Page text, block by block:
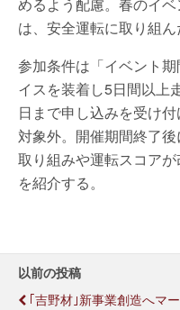
めるよう配慮。春のイ
は、安全運転に取り組ん
参加条件は「イベント
イスを装着し5日間以上
日まで申し込みを受け
対象外。開催期間終了
取り組みや運転スコア
を紹介する。
以前の投稿
｢吉野材｣新事業創造へマー